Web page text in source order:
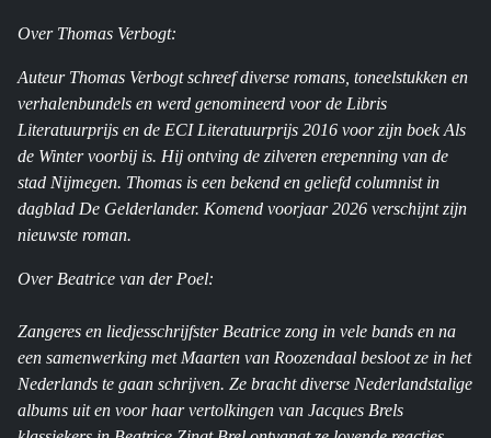
Over Thomas Verbogt:
Auteur Thomas Verbogt schreef diverse romans, toneelstukken en
verhalenbundels en werd genomineerd voor de Libris
Literatuurprijs en de ECI Literatuurprijs 2016 voor zijn boek Als
de Winter voorbij is. Hij ontving de zilveren erepenning van de
stad Nijmegen. Thomas is een bekend en geliefd columnist in
dagblad De Gelderlander. Komend voorjaar 2026 verschijnt zijn
nieuwste roman.
Over Beatrice van der Poel:
Zangeres en liedjesschrijfster Beatrice zong in vele bands en na
een samenwerking met Maarten van Roozendaal besloot ze in het
Nederlands te gaan schrijven. Ze bracht diverse Nederlandstalige
albums uit en voor haar vertolkingen van Jacques Brels